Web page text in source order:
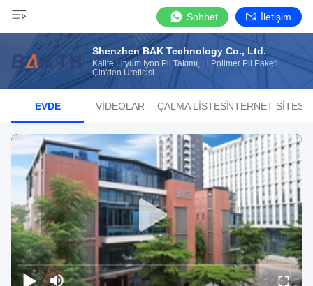
Sohbet İletişim
Shenzhen BAK Technology Co., Ltd.
Kalite Lityum Iyon Pil Takımı, Li Polimer Pil Paketi
Çin'den Üreticisi
EVDE VIDEOLAR ÇALMA LISTESIİNTERNET SITESI